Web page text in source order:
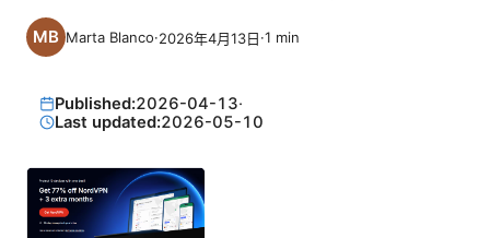
Marta Blanco·2026年4月13日·1 min
Published:2026-04-13·
Last updated:2026-05-10